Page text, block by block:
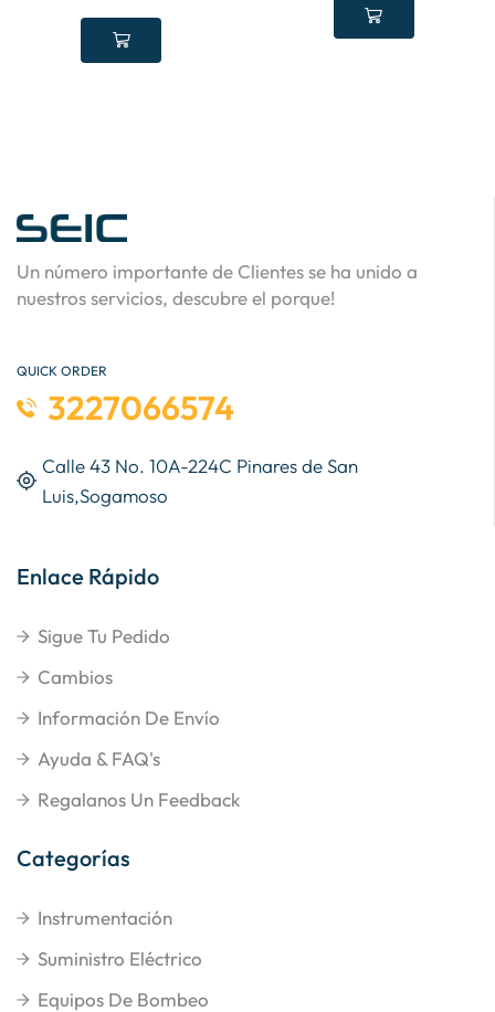
Un número importante de Clientes se ha unido a
nuestros servicios, descubre el porque!
QUICK ORDER
3227066574
Calle 43 No. 10A-224C Pinares de San
Luis,Sogamoso
Enlace Rápido
Sigue Tu Pedido
Cambios
Información De Envío
Ayuda & FAQ's
Regalanos Un Feedback
Categorías
Instrumentación
Suministro Eléctrico
Equipos De Bombeo